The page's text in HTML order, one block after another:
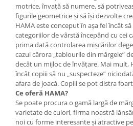
Lumini si culori
Magnetism
Matematica
Pregătire pentru școală
Pregătirea scrierii de mână
Secventialitate
Sortare si numarare
Stiinte
Mărgele de călcat HAMA
motrice, învață să numere, să
figurile geometrice și să își dezvolte
HAMA este conceput în așa fel încât
categoriilor de vârstă începând cu cei
prima dată controlarea mișcărilor
cazul cărora „tablourile din mărgele”
decât un mijloc de învățare. Mai mult,
încât copiii să nu „suspecteze”
afara de joacă. Copiii se pot distra
Ce oferă HAMA?
Se poate procura o gamă largă de
varietate de culori, firma noastră
noi cu forme interesante și atractive